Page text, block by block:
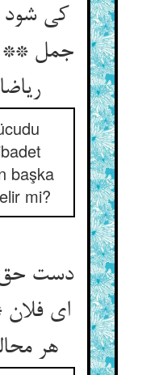
کی شود
جمل **
ریاضات و عمل‌‌
başka
mi?
دست حق
ای فلان